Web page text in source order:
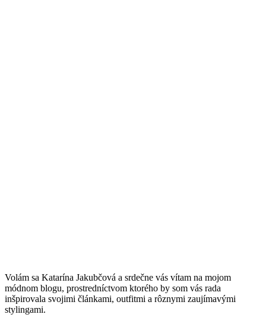
Volám sa Katarína Jakubčová a srdečne vás vítam na mojom
módnom blogu, prostredníctvom ktorého by som vás rada
inšpirovala svojimi článkami, outfitmi a rôznymi zaujímavými
stylingami.